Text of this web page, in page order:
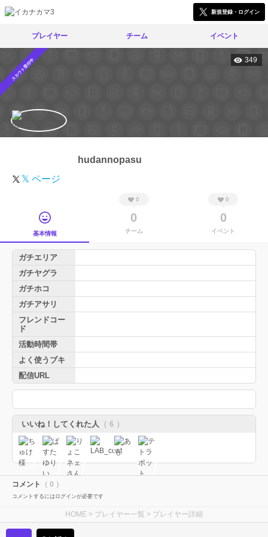
新規登録・ログイン
プレイヤー チーム イベント
スカウト受付中 349
hudannopasu
𝕏 ページ
基本情報
0
0
チーム
0
0
イベント
ガチエリア
ガチヤグラ
ガチホコ
ガチアサリ
フレンドコー
ド
活動時間帯
よく使うブキ
配信URL
いいね！してくれた人 （ 6 ）
コメント （ 0 ）
コメントするにはログインが必要です
HOME > プレイヤー一覧 > プレイヤー詳細